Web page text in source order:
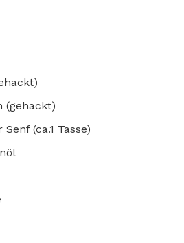
(gehackt)
(ca.1 Tasse)